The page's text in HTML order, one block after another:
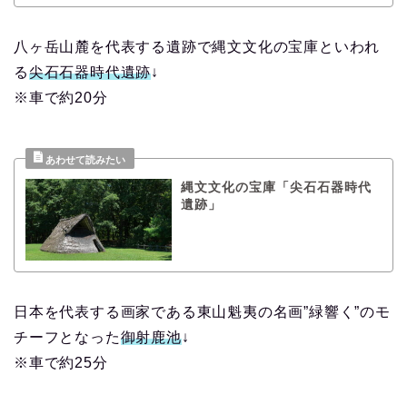
八ヶ岳山麓を代表する遺跡で縄文文化の宝庫といわれ
る尖石石器時代遺跡↓
※車で約20分
縄文文化の宝庫「尖石石器時代
遺跡」
日本を代表する画家である東山魁夷の名画”緑響く”のモ
チーフとなった御射鹿池↓
※車で約25分